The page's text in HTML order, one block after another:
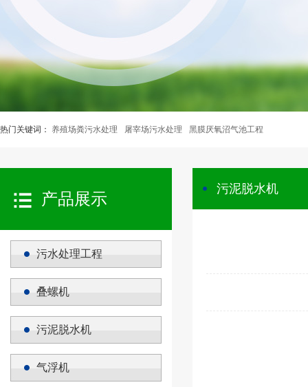
热门关键词： 养殖场粪污水处理 屠宰场污水处理 黑膜厌氧沼气池工程
产品展示
污水处理工程
叠螺机
污泥脱水机
气浮机
污泥脱水机